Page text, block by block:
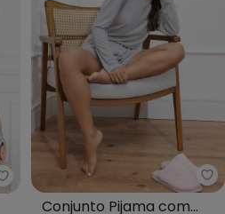
Alma Dolce - Pijama Curto
Conjunto Pijama com